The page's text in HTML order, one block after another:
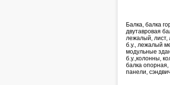
Балка, балка
двутавровая
лежалый, лист,
б.у., лежалый
модульные
б.у.,колонны,
балка опорная,
панели,